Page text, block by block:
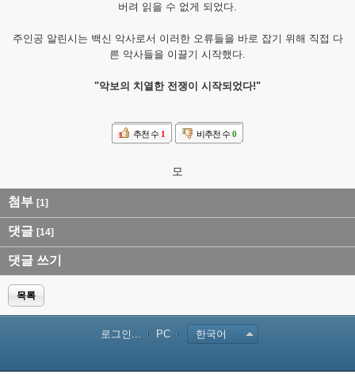
버려 읽을 수 없게 되었다.
주인공 알린시는 백신 악사로서 이러한 오류들을 바로 잡기 위해 직접 다
른 악사들을 이끌기 시작했다.
"악보의 치열한 전쟁이 시작되었다!"
추천 수 1 비추천 수 0
모
첨부 [1]
댓글 [14]
댓글 쓰기
목록
로그인... PC 한국어